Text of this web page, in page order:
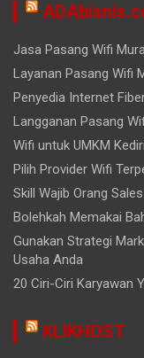
Jasa Pasang Wifi
Layanan Pasang Wifi
Penyedia Internet
Langganan Pasang
Wifi untuk UMKM
Pilih Provider Wifi
Skill Wajib Orang
Bolehkah Memakai
Gunakan Strategi
Usaha Anda
20 Ciri-Ciri Karyawan
KLIKHOST